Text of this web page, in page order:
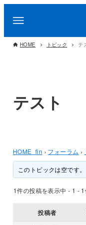
HOME トピック テ
テスト
HOME_fin › フォーラム ›
このトピックは空です。
1件の投稿を表示中 - 1 -
投稿者